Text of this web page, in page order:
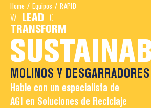
Home / Equipos / RAPID
WELEADTO
TRANSFORM
MOLINOS Y DESGARRADORES
Hable con un especialista de
AGI en Soluciones de Reciclaje